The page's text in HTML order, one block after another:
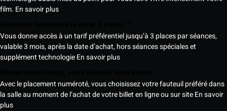
film. En savoir plus
Vous donne accès à un tarif préférentiel jusqu’à 3 places par séances,
valable 3 mois, après la date d’achat, hors séances spéciales et
supplément technologieEn savoir plus
Avec le placement numéroté, vous choisissez votre fauteuil préféré dans
la salle au moment de l’achat de votre billet en ligne ou sur siteEn savoir
plus